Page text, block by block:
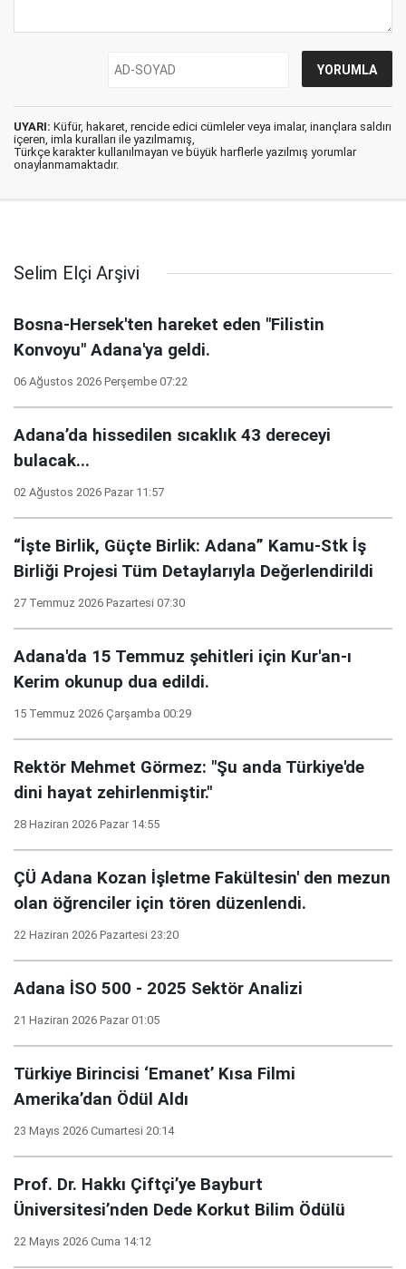
UYARI: Küfür, hakaret, rencide edici cümleler veya imalar, inançlara saldırı
içeren, imla kuralları ile yazılmamış,
Türkçe karakter kullanılmayan ve büyük harflerle yazılmış yorumlar
onaylanmamaktadır.
Selim Elçi Arşivi
Bosna-Hersek'ten hareket eden "Filistin
Konvoyu" Adana'ya geldi.
06 Ağustos 2026 Perşembe 07:22
Adana’da hissedilen sıcaklık 43 dereceyi
bulacak...
02 Ağustos 2026 Pazar 11:57
“İşte Birlik, Güçte Birlik: Adana” Kamu-Stk İş
Birliği Projesi Tüm Detaylarıyla Değerlendirildi
27 Temmuz 2026 Pazartesi 07:30
Adana'da 15 Temmuz şehitleri için Kur'an-ı
Kerim okunup dua edildi.
15 Temmuz 2026 Çarşamba 00:29
Rektör Mehmet Görmez: "Şu anda Türkiye'de
dini hayat zehirlenmiştir."
28 Haziran 2026 Pazar 14:55
ÇÜ Adana Kozan İşletme Fakültesin' den mezun
olan öğrenciler için tören düzenlendi.
22 Haziran 2026 Pazartesi 23:20
Adana İSO 500 - 2025 Sektör Analizi
21 Haziran 2026 Pazar 01:05
Türkiye Birincisi ‘Emanet’ Kısa Filmi
Amerika’dan Ödül Aldı
23 Mayıs 2026 Cumartesi 20:14
Prof. Dr. Hakkı Çiftçi’ye Bayburt
Üniversitesi’nden Dede Korkut Bilim Ödülü
22 Mayıs 2026 Cuma 14:12